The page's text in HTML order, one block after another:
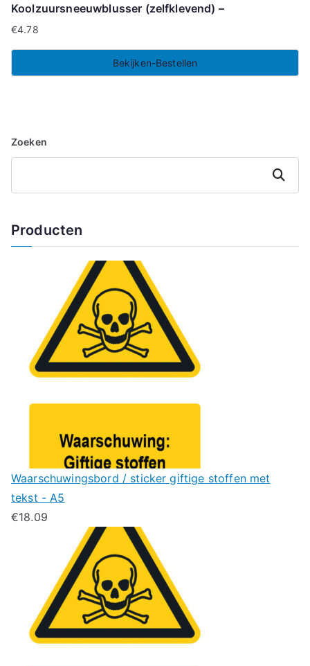
Koolzuursneeuwblusser (zelfklevend) –
€4.78
Bekijken-Bestellen
Zoeken
Zoeken
Producten
Waarschuwingsbord / sticker giftige stoffen met
tekst - A5
€18.09